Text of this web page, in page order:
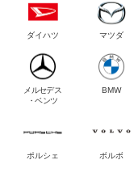
ダイハツ マツダ
メルセデス
・ベンツ
BMW
ポルシェ ボルボ